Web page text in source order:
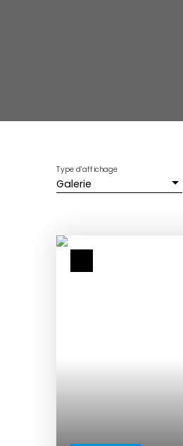
Galerie
Type d'affichage